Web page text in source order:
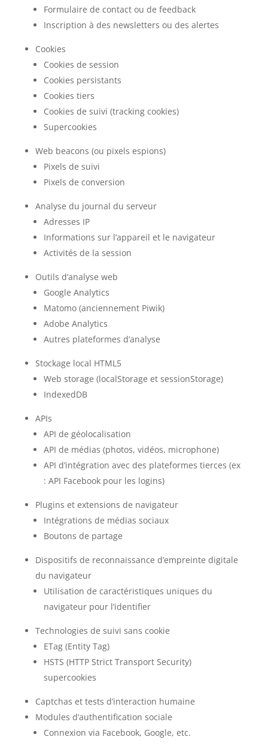
Formulaire de contact ou de feedback
Inscription à des newsletters ou des alertes
Cookies
Cookies de session
Cookies persistants
Cookies tiers
Cookies de suivi (tracking cookies)
Supercookies
Web beacons (ou pixels espions)
Pixels de suivi
Pixels de conversion
Analyse du journal du serveur
Adresses IP
Informations sur l’appareil et le navigateur
Activités de la session
Outils d’analyse web
Google Analytics
Matomo (anciennement Piwik)
Adobe Analytics
Autres plateformes d’analyse
Stockage local HTML5
Web storage (localStorage et sessionStorage)
IndexedDB
APIs
API de géolocalisation
API de médias (photos, vidéos, microphone)
API d’intégration avec des plateformes tierces (ex
: API Facebook pour les logins)
Plugins et extensions de navigateur
Intégrations de médias sociaux
Boutons de partage
Dispositifs de reconnaissance d’empreinte digitale
du navigateur
Utilisation de caractéristiques uniques du
navigateur pour l’identifier
Technologies de suivi sans cookie
ETag (Entity Tag)
HSTS (HTTP Strict Transport Security)
supercookies
Captchas et tests d’interaction humaine
Modules d’authentification sociale
Connexion via Facebook, Google, etc.